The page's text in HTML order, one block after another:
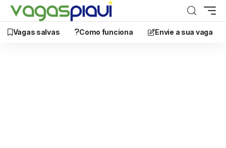
Vagas salvas Como funciona Envie a sua vaga